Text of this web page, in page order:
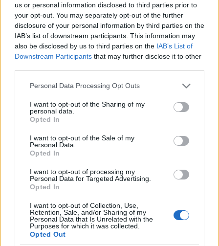
us or personal information disclosed to third parties prior to
your opt-out. You may separately opt-out of the further
disclosure of your personal information by third parties on the
IAB’s list of downstream participants. This information may
also be disclosed by us to third parties on the IAB’s List of
Downstream Participants that may further disclose it to other
Please note that this website/app uses one or more Google
not limited to your visit or usage behaviour. You may click to
grant or deny consent to Google and its third-party tags to
use your data for below specified purposes in below Google
consent section.
Personal Data Processing Opt Outs
I want to opt-out of the Sharing of my
personal data.
Opted In
I want to opt-out of the Sale of my
Personal Data.
Opted In
I want to opt-out of processing my
Personal Data for Targeted Advertising.
Opted In
I want to opt-out of Collection, Use,
Retention, Sale, and/or Sharing of my
Personal Data that Is Unrelated with the
Purposes for which it was collected.
Opted Out
Από την πλευρά του, ο Ευρωπαίος Επίτροπος,
Πάολο Τζεντιλόνιτόνισε πως η έκθεση της
Κομισιόν για το εαρινό ευρωπαϊκό εξάμηνο
έρχεται σε μια στιγμή που εξελίσσεται σταδιακή
ανάκαμψη της οικονομίας, με τον πληθωρισμό να
κατεβάζει στροφές, ενώ η αγορά εργασίας
παραμένει ισχυρή. Η ανάπτυξη συνεχίζεται αλλά
γεωπολιτική αστάθεια παραμένει, δημιουργώντας
κοινωνικο-οικονομικά προβλήματα. Σκοπός της
Κομισιόν είναι να χτιστεί μια Ευρώπη
ανταγωνιστική, δημοσιονομικά σταθερή και με
μεγαλύτερη κοινωνική συνοχή.
Εντός στόχου ελλείμματος ήταν οι εξής χώρες:
Τσεχία, Εσθονία, Φινλανδία, Σλοβενία και Ισπανία,
ενώ όσον αφορά το εξωτερικό χρέος, ο κ.
Τζεντιλόνι επιβεβαιώσεις πως στην Ευρωζώνη
κατεγράφησαν σημαντικές μειώσεις, ωστόσο η
πτωτική τάση επιβραδύνεται. Ο τραπεζικός